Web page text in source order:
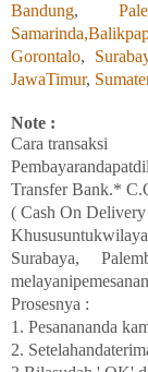
Bandung,
Samarinda,
Gorontalo,
JawaTimur,
Note :
Cara transaksi
Transfer Bank.*
( Cash On
Surabaya,
Prosesnya :
1. Pesanananda
2.